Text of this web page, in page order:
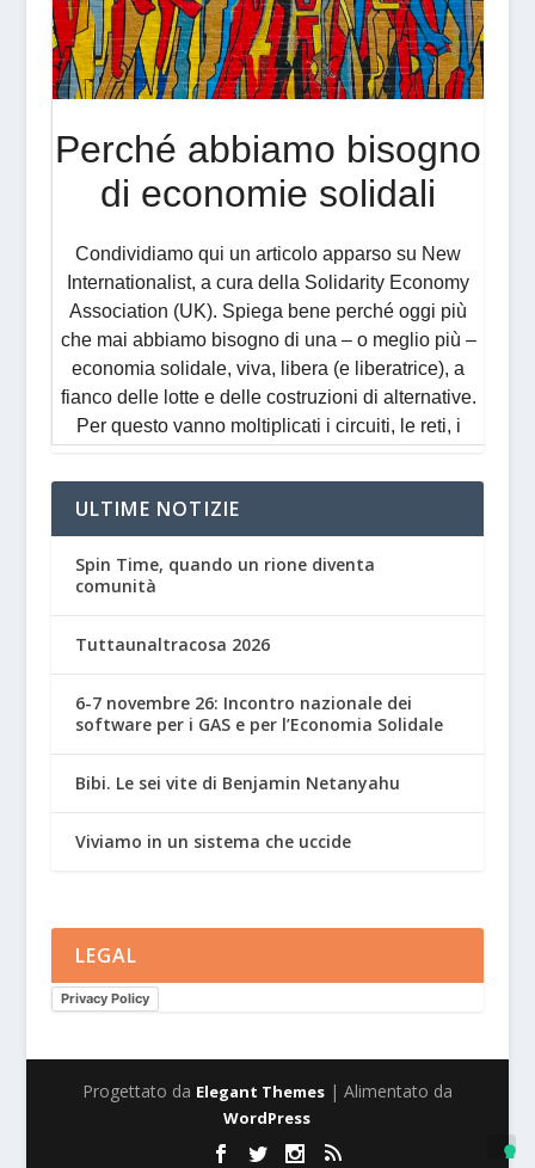
ULTIME NOTIZIE
Spin Time, quando un rione diventa
comunità
Tuttaunaltracosa 2026
6-7 novembre 26: Incontro nazionale dei
software per i GAS e per l’Economia Solidale
Bibi. Le sei vite di Benjamin Netanyahu
Viviamo in un sistema che uccide
LEGAL
Privacy Policy
Progettato da Elegant Themes| Alimentato da
WordPress